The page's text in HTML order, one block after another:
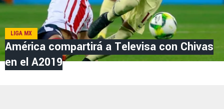
LIGA MX
América compartirá a Televisa con Chivas
en el A2019